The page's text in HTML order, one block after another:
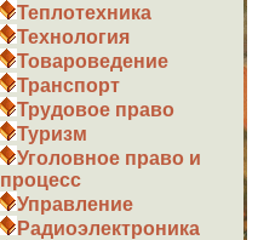
Теплотехника
Технология
Товароведение
Транспорт
Трудовое право
Туризм
Уголовное право и
процесс
Управление
Радиоэлектроника